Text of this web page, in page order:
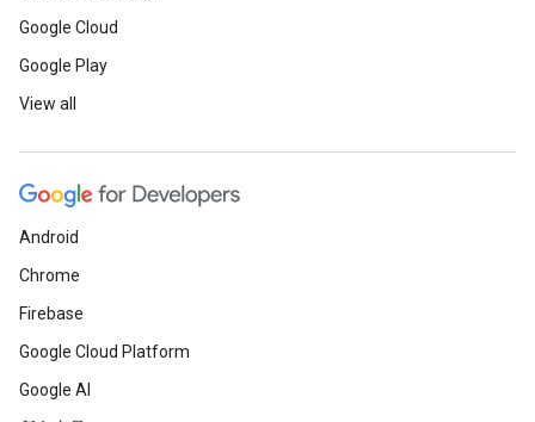
Google Cloud
Google Play
View all
Android
Chrome
Firebase
Google Cloud Platform
Google AI